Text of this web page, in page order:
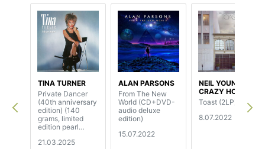
TINA TURNER
Private Dancer
(40th anniversary
edition) (140
grams, limited
edition pearl
21.03.2025
ALAN PARSONS
From The New
World (CD+DVD-
audio deluxe
edition)
15.07.2022
NEIL YOUNG &
CRAZY HORSE
Toast (2LP)
8.07.2022